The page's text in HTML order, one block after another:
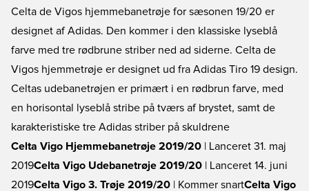
Celta de Vigos hjemmebanetrøje for sæsonen 19/20 er
designet af Adidas. Den kommer i den klassiske lyseblå
farve med tre rødbrune striber ned ad siderne. Celta de
Vigos hjemmetrøje er designet ud fra Adidas Tiro 19 design.
Celtas udebanetrøjen er primært i en rødbrun farve, med
en horisontal lyseblå stribe på tværs af brystet, samt de
karakteristiske tre Adidas striber på skuldrene
Celta Vigo Hjemmebanetrøje 2019/20 | Lanceret 31. maj
2019Celta Vigo Udebanetrøje 2019/20 | Lanceret 14. juni
2019Celta Vigo 3. Trøje 2019/20 | Kommer snartCelta Vigo